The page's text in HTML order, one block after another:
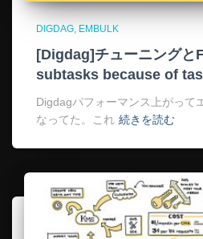
DIGDAG EMBULK
[Digdag]チューニングと
subtasks because of
Digdagパフォーマンス上がって
なってた。これ 続きを読む